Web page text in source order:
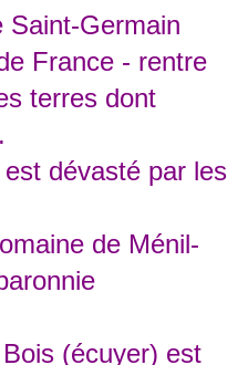
Saint-Germain
France - rentre
terres dont
dévasté par les
de Ménil-
(écuyer) est